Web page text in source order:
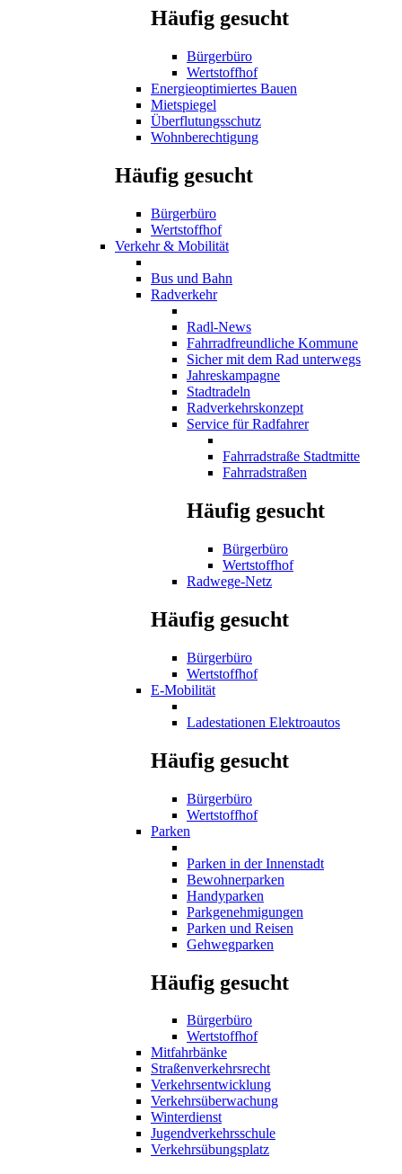
Häufig gesucht
Bürgerbüro
Wertstoffhof
Energieoptimiertes Bauen
Mietspiegel
Überflutungsschutz
Wohnberechtigung
Häufig gesucht
Bürgerbüro
Wertstoffhof
Verkehr & Mobilität
Bus und Bahn
Radverkehr
Radl-News
Fahrradfreundliche Kommune
Sicher mit dem Rad unterwegs
Jahreskampagne
Stadtradeln
Radverkehrskonzept
Service für Radfahrer
Fahrradstraße Stadtmitte
Fahrradstraßen
Häufig gesucht
Bürgerbüro
Wertstoffhof
Radwege-Netz
Häufig gesucht
Bürgerbüro
Wertstoffhof
E-Mobilität
Ladestationen Elektroautos
Häufig gesucht
Bürgerbüro
Wertstoffhof
Parken
Parken in der Innenstadt
Bewohnerparken
Handyparken
Parkgenehmigungen
Parken und Reisen
Gehwegparken
Häufig gesucht
Bürgerbüro
Wertstoffhof
Mitfahrbänke
Straßenverkehrsrecht
Verkehrsentwicklung
Verkehrsüberwachung
Winterdienst
Jugendverkehrsschule
Verkehrsübungsplatz